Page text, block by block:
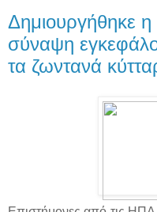
Δημιουργήθηκε
σύναψη
τα ζωντανά